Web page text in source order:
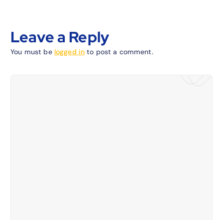
Leave a Reply
You must be logged in to post a comment.